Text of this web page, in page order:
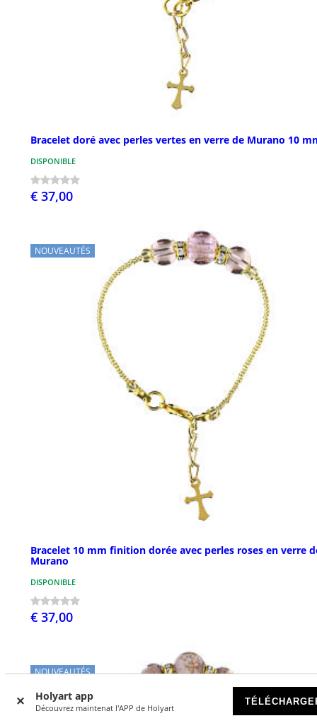
Holyart app
Découvrez maintenat l'APP de Holyart
Bracelet doré avec perles vertes en verre de Murano 10
DISPONIBLE
€ 37,00
NOUVEAUTÉS
Bracelet 10 mm finition dorée avec perles roses en verre
Murano
DISPONIBLE
€ 37,00
NOUVEAUTÉS